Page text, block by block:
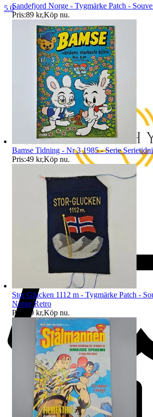
5.0Sandefjord Norge - Tygmärke Patch -
Pris:89 kr,Köp nu.
Bamse Tidning - Nr 3 1985 - Serie
Pris:49 kr,Köp nu.
Stor Glucken 1112 m - Tygmärke Patch -
Norge Retro
Pris:
99 kr,Köp nu.